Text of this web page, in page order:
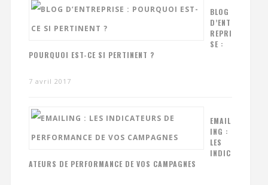
BLOG
D’ENT
REPRI
SE :
POURQUOI EST-CE SI PERTINENT ?
7 avril 2017
EMAIL
ING :
LES
INDIC
ATEURS DE PERFORMANCE DE VOS CAMPAGNES